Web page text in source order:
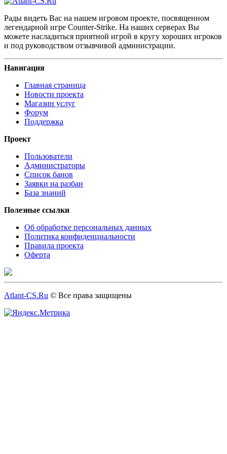
Рады видеть Вас на нашем игровом проекте, посвященном
легендарной игре Counter-Strike. На наших серверах Вы
можете насладиться приятной игрой в кругу хороших игроков
и под руководством отзывчивой администрации.
Навигация
Главная страница
Новости проекта
Магазин услуг
Форум
Поддержка
Проект
Пользователи
Администраторы
Список банов
Заявки на разбан
База знаний
Полезные ссылки
Об обработке персональных данных
Политика конфиденциальности
Правила проекта
Оферта
Atlant-CS.Ru © Все права защищены